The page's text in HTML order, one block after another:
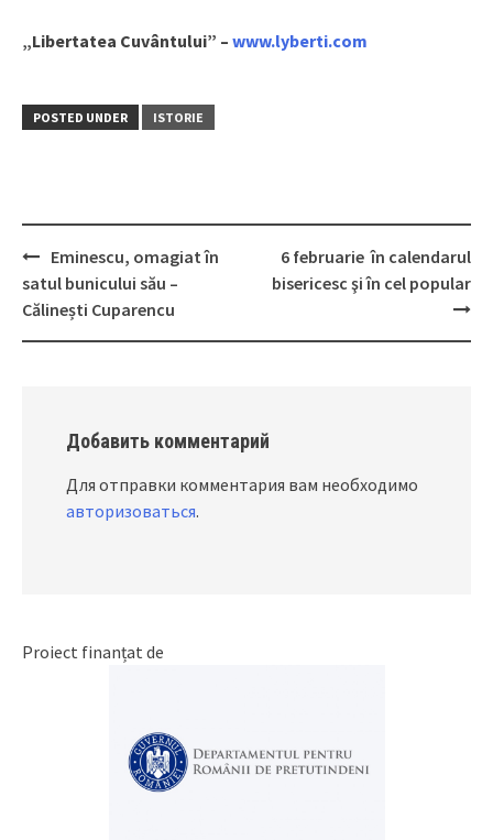
„Libertatea Cuvântului” – www.lyberti.com
POSTED UNDER ISTORIE
Post
navigation
Eminescu, omagiat în
satul bunicului său –
Călinești Cuparencu
6 februarie în calendarul
bisericesc şi în cel popular
Добавить комментарий
Для отправки комментария вам необходимо
авторизоваться.
Proiect finanțat de